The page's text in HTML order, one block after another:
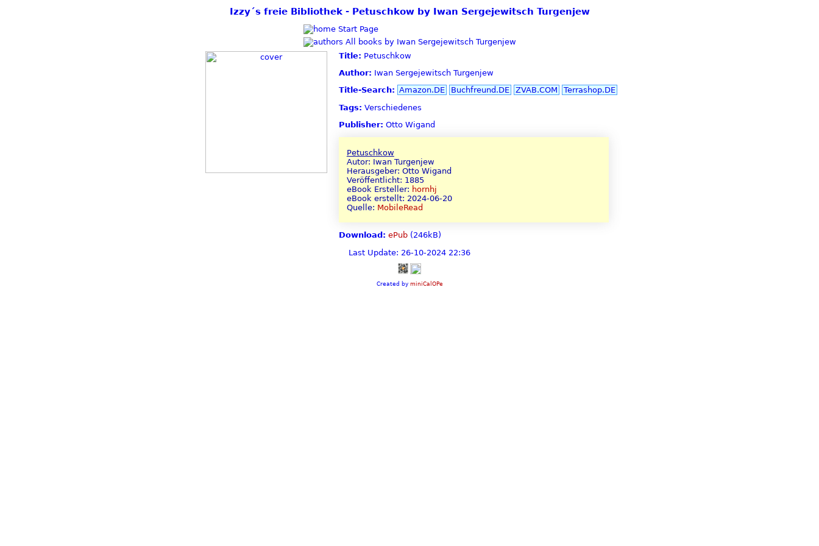
Izzy´s freie Bibliothek - Petuschkow by Iwan Sergejewitsch Turgenjew
Start Page
All books by Iwan Sergejewitsch Turgenjew
Title: Petuschkow
Author: Iwan Sergejewitsch Turgenjew
Title-Search: Amazon.DE Buchfreund.DE ZVAB.COM
Terrashop.DE
Tags: Verschiedenes
Publisher: Otto Wigand
Petuschkow
Autor: Iwan Turgenjew
Herausgeber: Otto Wigand
Veröffentlicht: 1885
eBook Ersteller: hornhj
eBook erstellt: 2024-06-20
Quelle: MobileRead
Download: ePub(246kB)
Last Update: 26-10-2024 22:36
Created by miniCalOPe